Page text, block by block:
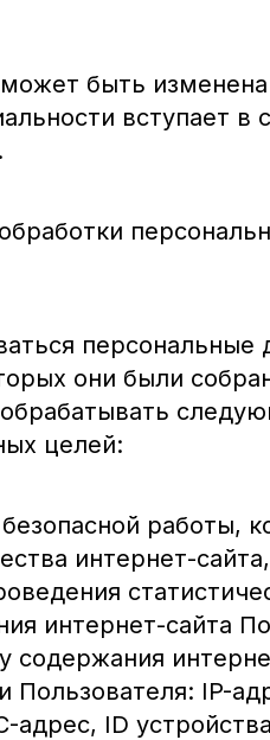
быть
вступает в
персональные
они были
целей:
работы,
интернет-
интернет-сайта
содержания
Пользователя: IP-
адрес, ID